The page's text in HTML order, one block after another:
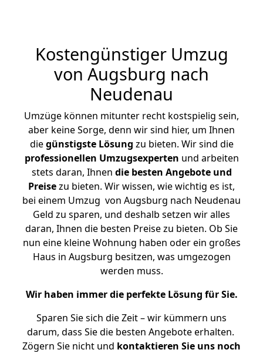
Kostengünstiger Umzug
von Augsburg nach
Neudenau
Umzüge können mitunter recht kostspielig sein,
aber keine Sorge, denn wir sind hier, um Ihnen
diegünstigste Lösung zu bieten. Wir sind die
professionellen Umzugsexperten und arbeiten
stets daran, Ihnen die besten Angebote und
Preisezu bieten. Wir wissen, wie wichtig es ist,
bei einem Umzug von Augsburg nach Neudenau
Geld zu sparen, und deshalb setzen wir alles
daran, Ihnen die besten Preise zu bieten. Ob Sie
nun eine kleine Wohnung haben oder ein großes
Haus in Augsburg besitzen, was umgezogen
werden muss.
Wir haben immer die perfekte Lösung für Sie.
Sparen Sie sich die Zeit – wir kümmern uns
darum, dass Sie die besten Angebote erhalten.
Zögern Sie nicht und kontaktieren Sie uns noch